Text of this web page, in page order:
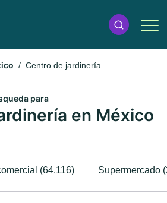
Centro de jardinería
para
en México
(64.116) Supermercado